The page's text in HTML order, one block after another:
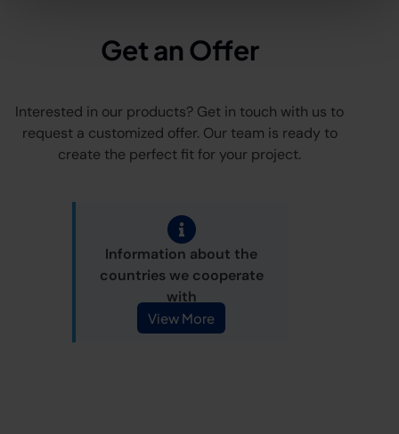
Get an Offer
Interested in our products? Get in touch with us to
request a customized offer. Our team is ready to
create the perfect fit for your project.
View More
Information about the
countries we cooperate
with